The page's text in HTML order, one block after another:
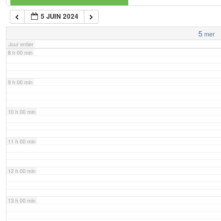
5 JUIN 2024
5 mer
Jour entier
7 h 00 min
8 h 00 min
9 h 00 min
10 h 00 min
11 h 00 min
12 h 00 min
13 h 00 min